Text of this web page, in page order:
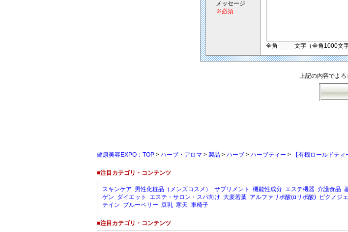
メッセージ
※必須
全角 文字（全角1000文
上記の内容でよろ
健康美容EXPO：TOP > ハーブ・アロマ > 製品 > ハーブ > ハーブティー > 【有機ロールドテ
■注目カテゴリ・コンテンツ
スキンケア 男性化粧品（メンズコスメ） サプリメント 機能性成分 エステ機器 介護食品
ゲン ダイエット エステ・サロン・スパ向け 大麦若葉 アルファリポ酸(αリポ酸) ピクノジ
テイン ブルーベリー 豆乳 寒天 車椅子
■注目カテゴリ・コンテンツ